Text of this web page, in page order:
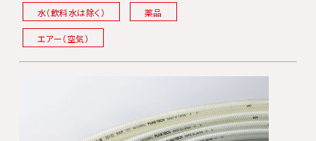
水（飲料水は除く） 薬品
エアー（空気）